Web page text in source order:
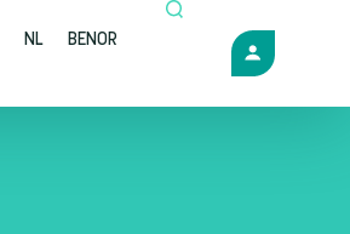
NL BENOR